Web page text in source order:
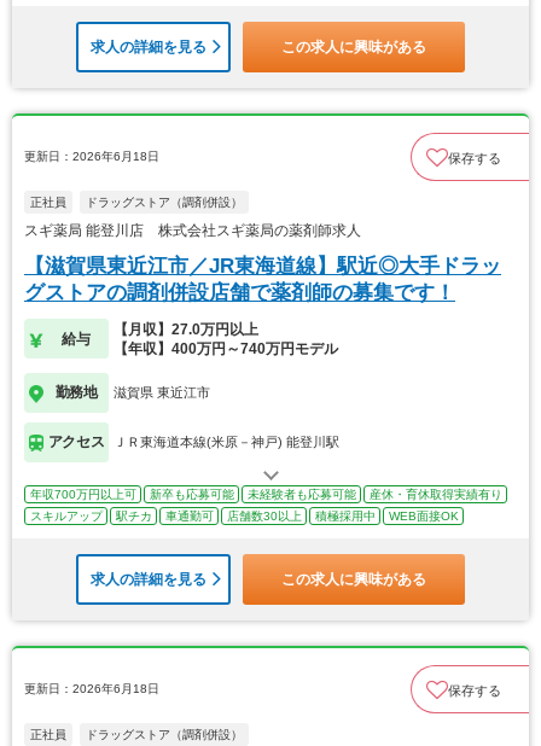
求人の詳細を見る この求人に興味がある
更新日：2026年6月18日 保存する
正社員 ドラッグストア（調剤併設）
スギ薬局 能登川店 株式会社スギ薬局の薬剤師求人
【滋賀県東近江市／JR東海道線】駅近◎大手ドラッ
グストアの調剤併設店舗で薬剤師の募集です！
給与
【月収】27.0万円以上
【年収】400万円～740万円モデル
勤務地 滋賀県 東近江市
アクセス ＪＲ東海道本線(米原－神戸) 能登川駅
年収700万円以上可 新卒も応募可能 未経験者も応募可能
産休・育休取得実績有り
スキルアップ
駅チカ 車通勤可 店舗数30以上 積極採用中 WEB面接OK
求人の詳細を見る この求人に興味がある
更新日：2026年6月18日 保存する
正社員 ドラッグストア（調剤併設）